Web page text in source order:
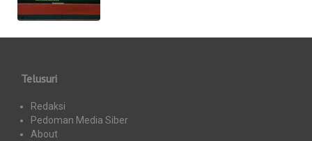
Telusuri
Redaksi
Pedoman Media Siber
About